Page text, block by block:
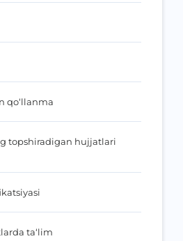
qo‘llanma
topshiradigan hujjatlari
ta‘lim